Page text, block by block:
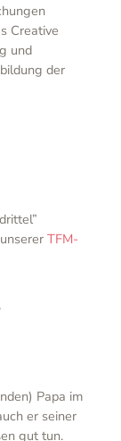
Creative
und
der
TFM-
Papa im
er seiner
gut tun.